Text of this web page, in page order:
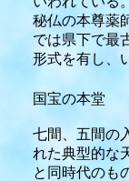
秘仏の本尊薬
では県下で最
形式を有し、
国宝の本堂
七間、五間の
れた典型的な
と同時代のも